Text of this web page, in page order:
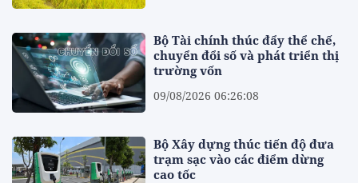
Bộ Tài chính thúc đẩy thể chế,
chuyển đổi số và phát triển thị
trường vốn
09/08/2026 06:26:08
Bộ Xây dựng thúc tiến độ đưa
trạm sạc vào các điểm dừng
cao tốc